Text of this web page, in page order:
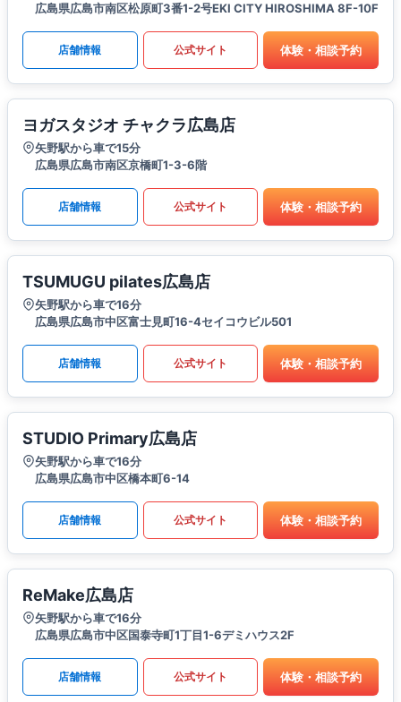
広島県広島市南区松原町3番1-2号EKI CITY HIROSHIMA 8F-10F
店舗情報 公式サイト 体験・相談予約
ヨガスタジオ チャクラ広島店
矢野駅から車で15分
広島県広島市南区京橋町1-3-6階
店舗情報 公式サイト 体験・相談予約
TSUMUGU pilates広島店
矢野駅から車で16分
広島県広島市中区富士見町16-4セイコウビル501
店舗情報 公式サイト 体験・相談予約
STUDIO Primary広島店
矢野駅から車で16分
広島県広島市中区橋本町6-14
店舗情報 公式サイト 体験・相談予約
ReMake広島店
矢野駅から車で16分
広島県広島市中区国泰寺町1丁目1-6デミハウス2F
店舗情報 公式サイト 体験・相談予約